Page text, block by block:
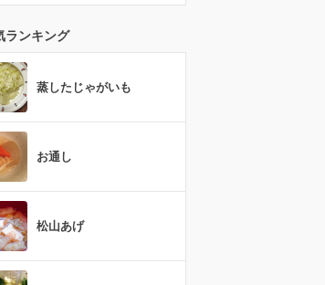
ランキング
蒸したじゃがいも
お通し
松山あげ